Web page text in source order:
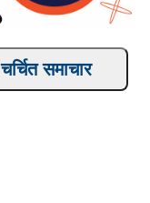
चर्चित समाचार